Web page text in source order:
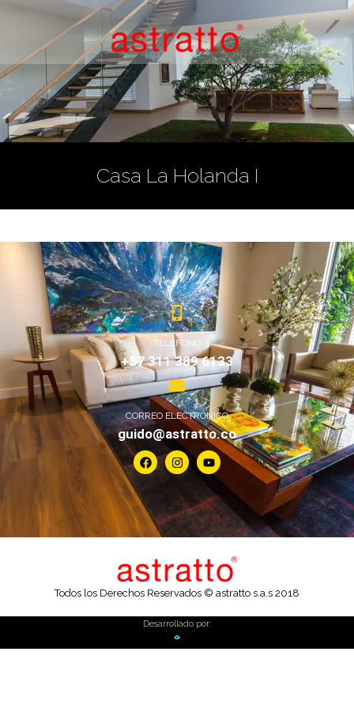
Casa La Holanda I
TELÉFONO
+57 311 389 6133
CORREO ELECTRÓNICO
guido@astratto.co
Todos los Derechos Reservados © astratto s.a.s 2018
Desarrollado por: